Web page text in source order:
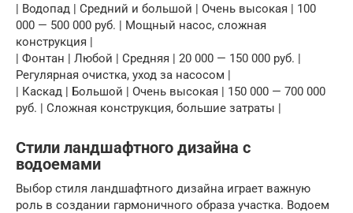
| Водопад | Средний и большой | Очень высокая | 100
000 — 500 000 руб. | Мощный насос, сложная
конструкция |
| Фонтан | Любой | Средняя | 20 000 — 150 000 руб. |
Регулярная очистка, уход за насосом |
| Каскад | Большой | Очень высокая | 150 000 — 700 000
руб. | Сложная конструкция, большие затраты |
Стили ландшафтного дизайна с
водоемами
Выбор стиля ландшафтного дизайна играет важную
роль в создании гармоничного образа участка. Водоем